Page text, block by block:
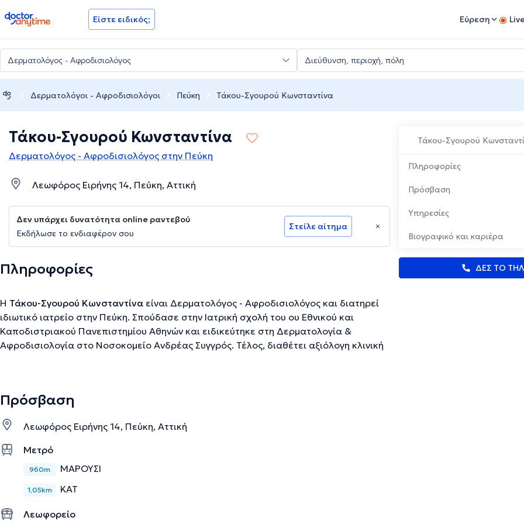
doctoranytime Είστε ειδικός; Εύρεση
Δερματολόγοι - Αφροδισιολόγοι Πεύκη Τάκου-Σγουρού Κωνσταντίνα
Τάκου-Σγουρού
Πληροφορίες
Πρόσβαση
Υπηρεσίες
Βιογραφικό και καριέρα
ΔΕΣ ΤΟ
Τάκου-Σγουρού Κωνσταντίνα
Δερματολόγος - Αφροδισιολόγος στην Πεύκη
Λεωφόρος Ειρήνης 14, Πεύκη, Αττική
Δεν υπάρχει δυνατότητα online ραντεβού
Εκδήλωσε το ενδιαφέρον σου
Στείλε αίτημα
Πληροφορίες
Η Τάκου-Σγουρού Κωνσταντίνα είναι Δερματολόγος - Αφροδισιολόγος και διατηρεί
ιδιωτικό ιατρείο στην Πεύκη. Σπούδασε στην Ιατρική σχολή του ου Εθνικού και
Καποδιστριακού Πανεπιστημίου Αθηνών και ειδικεύτηκε στη Δερματολογία &
Αφροδισιολογία στο Νοσοκομείο Ανδρέας Συγγρός. Τέλος, διαθέτει αξιόλογη κλινική
Την περιγραφή επιμελείται η ομάδα του doctoranytime βασισμένη σε επαληθευμένες πληροφορίες.
Πρόσβαση
Λεωφόρος Ειρήνης 14, Πεύκη, Αττική
Μετρό
960m ΜΑΡΟΎΣΙ
1,05km ΚΑΤ
Λεωφορείο